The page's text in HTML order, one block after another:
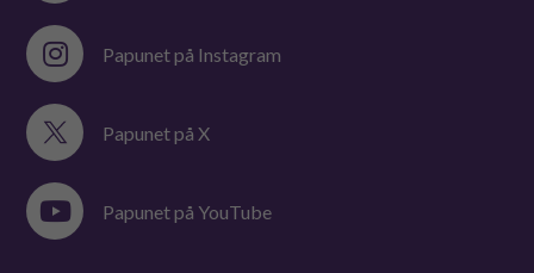
Papunet på Instagram
Papunet på X
Papunet på YouTube